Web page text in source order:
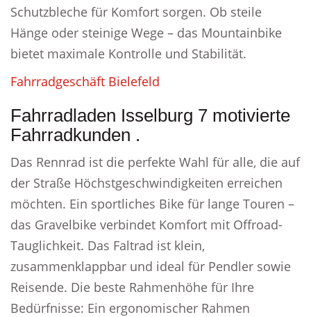
Schutzbleche für Komfort sorgen. Ob steile
Hänge oder steinige Wege – das Mountainbike
bietet maximale Kontrolle und Stabilität.
Fahrradgeschäft Bielefeld
Fahrradladen Isselburg 7 motivierte
Fahrradkunden .
Das Rennrad ist die perfekte Wahl für alle, die auf
der Straße Höchstgeschwindigkeiten erreichen
möchten. Ein sportliches Bike für lange Touren –
das Gravelbike verbindet Komfort mit Offroad-
Tauglichkeit. Das Faltrad ist klein,
zusammenklappbar und ideal für Pendler sowie
Reisende. Die beste Rahmenhöhe für Ihre
Bedürfnisse: Ein ergonomischer Rahmen